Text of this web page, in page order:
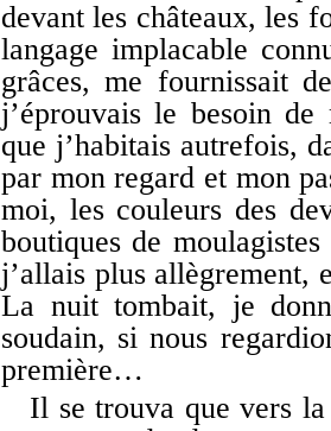
devant les châteaux, les
langage implacable
grâces, me fournissait
j’éprouvais le besoin
que j’habitais autrefois,
par mon regard et mon
moi, les couleurs des
boutiques de
j’allais plus allègrement,
La nuit tombait, je
soudain, si nous
première…
Il se trouva que vers